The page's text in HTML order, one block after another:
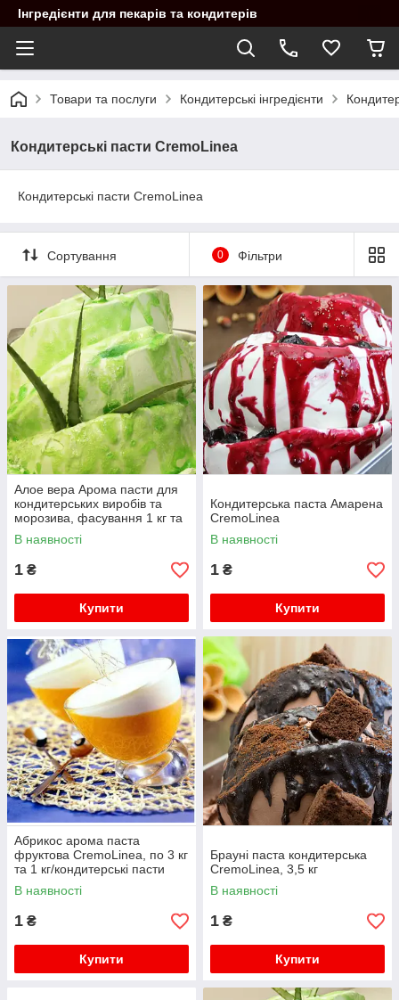
Інгредієнти для пекарів та кондитерів
Товари та послуги Кондитерські інгредієнти
Кондитерські пасти CremoLinea
Кондитерські пасти CremoLinea
Сортування 0 Фільтри
Алое вера Арома пасти для
кондитерських виробів та
морозива, фасування 1 кг та
3,5 кг CremoLinea
В наявності
1 ₴
Купити
Кондитерська паста Амарена
CremoLinea
В наявності
1 ₴
Купити
Абрикос арома паста
фруктова CremoLinea, по 3 кг
та 1 кг/кондитерські пасти
В наявності
1 ₴
Купити
Брауні паста кондитерська
CremoLinea, 3,5 кг
В наявності
1 ₴
Купити